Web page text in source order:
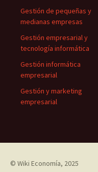
Gestión de pequeñas y
medianas empresas
Gestión empresarial y
tecnología informática
Gestión informática
empresarial
Gestión y marketing
empresarial
© Wiki Economía, 2025